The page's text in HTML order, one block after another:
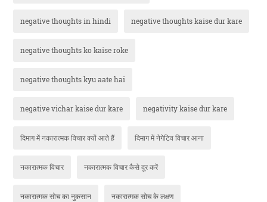
negative thoughts in hindi negative thoughts kaise dur kare
negative thoughts ko kaise roke
negative thoughts kyu aate hai
negative vichar kaise dur kare negativity kaise dur kare
दिमाग में नकारात्मक विचार क्यों आते हैं दिमाग में नेगेटिव विचार आना
नकारात्मक विचार नकारात्मक विचार कैसे दूर करें
नकारात्मक सोच का नुकसान नकारात्मक सोच के लक्षण